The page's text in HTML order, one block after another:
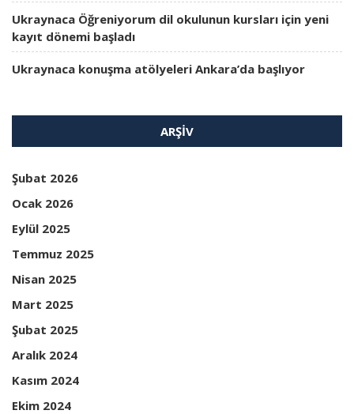
Ukraynaca Öğreniyorum dil okulunun kursları için yeni
kayıt dönemi başladı
Ukraynaca konuşma atölyeleri Ankara’da başlıyor
ARŞIV
Şubat 2026
Ocak 2026
Eylül 2025
Temmuz 2025
Nisan 2025
Mart 2025
Şubat 2025
Aralık 2024
Kasım 2024
Ekim 2024